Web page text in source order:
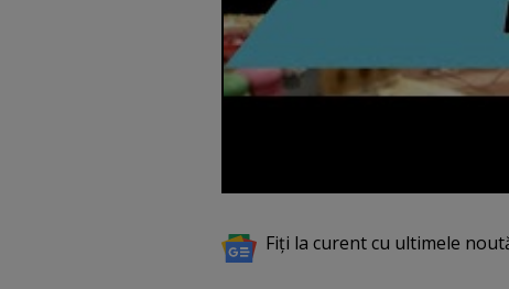
Fiți la curent cu ultimele